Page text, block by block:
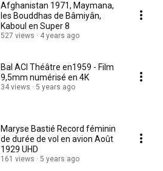
Afghanistan 1971, Maymana,
les Bouddhas de Bâmiyân,
Kaboul en Super 8
527 views 4 years ago
Bal ACI Théâtre en1959 - Film
9,5mm numérisé en 4K
34 views 5 years ago
Maryse Bastié Record féminin
de durée de vol en avion Août
1929 UHD
161 views 5 years ago